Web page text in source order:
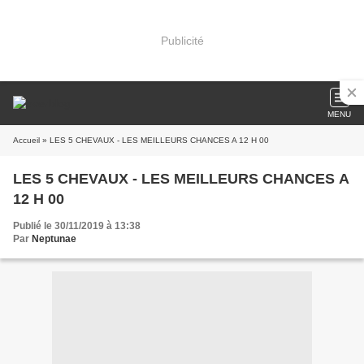
Publicité
MENU
Accueil » LES 5 CHEVAUX - LES MEILLEURS CHANCES A 12 H 00
LES 5 CHEVAUX - LES MEILLEURS CHANCES A
12 H 00
Publié le 30/11/2019 à 13:38
Par Neptunae